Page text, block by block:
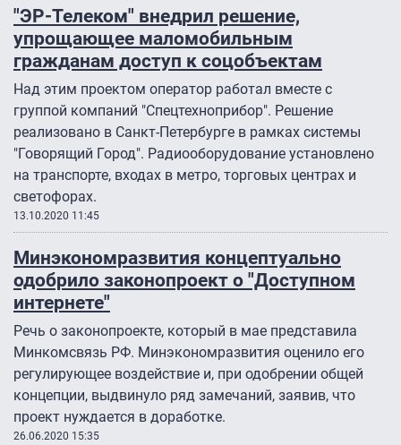
"ЭР-Телеком" внедрил решение,
упрощающее маломобильным
гражданам доступ к соцобъектам
Над этим проектом оператор работал вместе с
группой компаний "Спецтехноприбор". Решение
реализовано в Санкт-Петербурге в рамках системы
"Говорящий Город". Радиооборудование установлено
на транспорте, входах в метро, торговых центрах и
светофорах.
13.10.2020 11:45
Минэкономразвития концептуально
одобрило законопроект о "Доступном
интернете"
Речь о законопроекте, который в мае представила
Минкомсвязь РФ. Минэкономразвития оценило его
регулирующее воздействие и, при одобрении общей
концепции, выдвинуло ряд замечаний, заявив, что
проект нуждается в доработке.
26.06.2020 15:35